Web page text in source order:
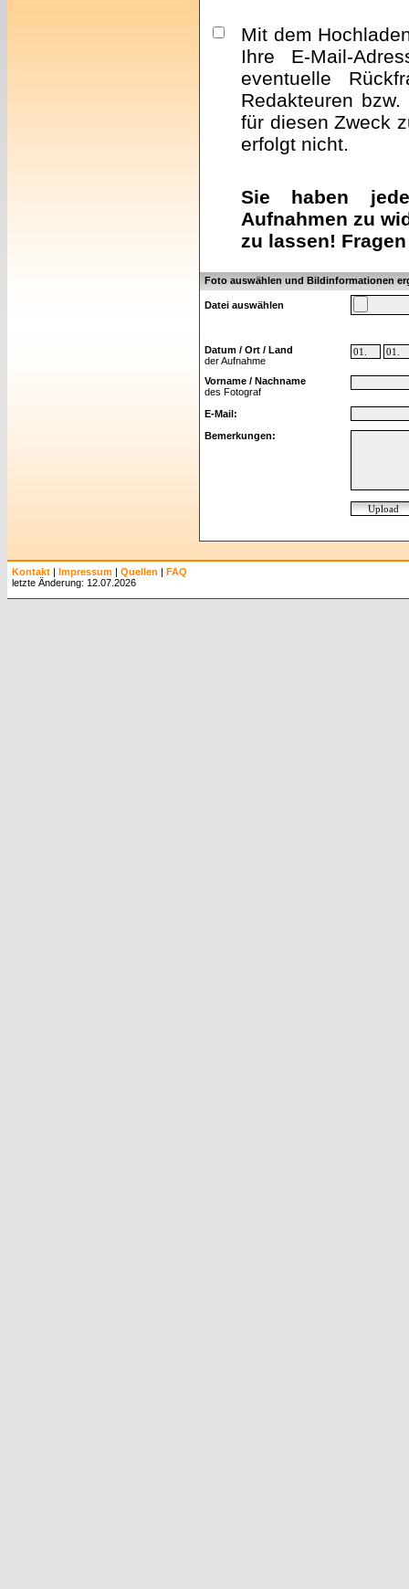
Mit dem
Ihre E-Mail-
eventuelle
Redakteuren
für diesen Zweck
erfolgt nicht.
Sie haben
Aufnahmen zu
zu lassen!
Foto auswählen und Bildinformationen
Datei auswählen
Datum / Ort / Land
der Aufnahme
Vorname / Nachname
des Fotograf
E-Mail:
Bemerkungen:
Kontakt | Impressum | Quellen | FAQ
letzte Änderung: 12.07.2026